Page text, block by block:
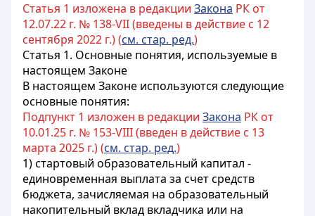
Статья 1 изложена в редакции Закона РК от
12.07.22 г. № 138-VII (введены в действие с 12
сентября 2022 г.) (см. стар. ред.)
Статья 1. Основные понятия, используемые в
настоящем Законе
В настоящем Законе используются следующие
основные понятия:
Подпункт 1 изложен в редакции Закона РК от
10.01.25 г. № 153-VIII (введен в действие с 13
марта 2025 г.) (см. стар. ред.)
1) стартовый образовательный капитал -
единовременная выплата за счет средств
бюджета, зачисляемая на образовательный
накопительный вклад вкладчика или на